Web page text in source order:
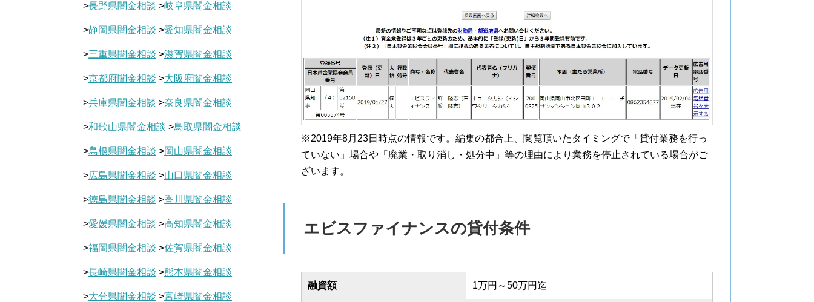
※2019年8月23日時点の情報です。編集の都合上、閲覧頂いたタイミングで「貸付業務を行っ
ていない」場合や「廃業・取り消し・処分中」等の理由により業務を停止されている場合がご
ざいます。
エビスファイナンスの貸付条件
融資額 1万円～50万円迄
>長野県闇金相談 >岐阜県闇金相談
>静岡県闇金相談 >愛知県闇金相談
>三重県闇金相談 >滋賀県闇金相談
>京都府闇金相談 >大阪府闇金相談
>兵庫県闇金相談 >奈良県闇金相談
>和歌山県闇金相談 >鳥取県闇金相談
>島根県闇金相談 >岡山県闇金相談
>広島県闇金相談 >山口県闇金相談
>徳島県闇金相談 >香川県闇金相談
>愛媛県闇金相談 >高知県闇金相談
>福岡県闇金相談 >佐賀県闇金相談
>長崎県闇金相談 >熊本県闇金相談
>大分県闇金相談 >宮崎県闇金相談